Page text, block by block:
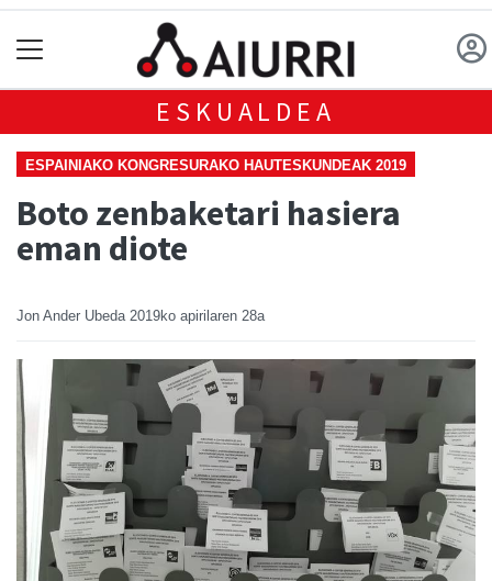
ESKUALDEA
ESPAINIAKO KONGRESURAKO HAUTESKUNDEAK 2019
Boto zenbaketari hasiera
eman diote
Jon Ander Ubeda 2019ko apirilaren 28a